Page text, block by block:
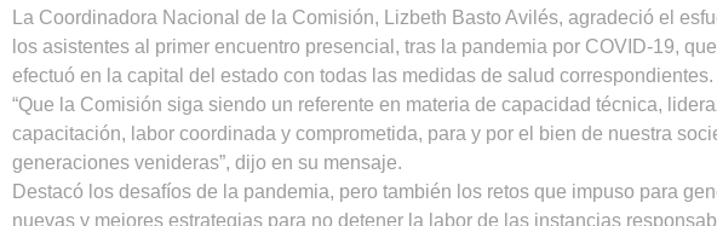
La Coordinadora Nacional de la Comisión, Lizbeth Basto Avilés, agradeció el
los asistentes al primer encuentro presencial, tras la pandemia por COVID-19,
efectuó en la capital del estado con todas las medidas de salud correspondientes.
“Que la Comisión siga siendo un referente en materia de capacidad técnica,
capacitación, labor coordinada y comprometida, para y por el bien de nuestra
generaciones venideras”, dijo en su mensaje.
Destacó los desafíos de la pandemia, pero también los retos que impuso para
nuevas y mejores estrategias para no detener la labor de las instancias